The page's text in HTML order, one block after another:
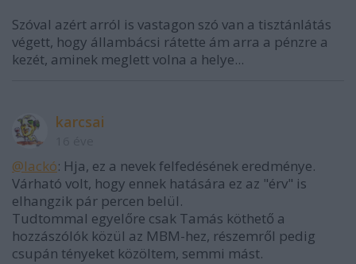
Szóval azért arról is vastagon szó van a tisztánlátás
végett, hogy állambácsi rátette ám arra a pénzre a
kezét, aminek meglett volna a helye...
karcsai
@lackó: Hja, ez a nevek felfedésének eredménye.
Várható volt, hogy ennek hatására ez az "érv" is
elhangzik pár percen belül.
Tudtommal egyelőre csak Tamás köthető a
hozzászólók közül az MBM-hez, részemről pedig
csupán tényeket közöltem, semmi mást.